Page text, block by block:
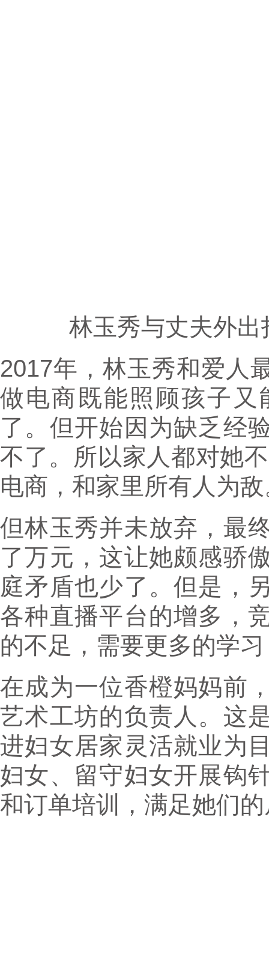
林玉秀与丈夫外
2017年，林玉秀和爱人
做电商既能照顾孩子
了。但开始因为缺乏经
不了。所以家人都对她
电商，和家里所有人为
但林玉秀并未放弃，最
了万元，这让她颇感骄
庭矛盾也少了。但是，
各种直播平台的增多，
的不足，需要更多的学习
在成为一位香橙妈妈前
艺术工坊的负责人。这
进妇女居家灵活就业为
妇女、留守妇女开展钩
和订单培训，满足她们